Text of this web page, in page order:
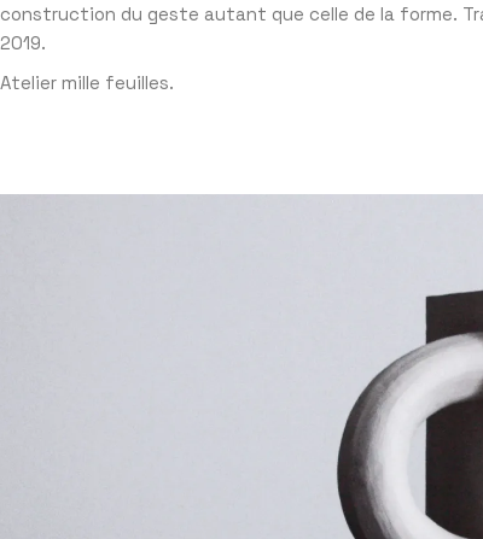
construction du geste autant que celle de la forme.
2019.
Atelier mille feuilles.